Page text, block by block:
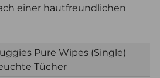
einer hautfreundlichen
Pure Wipes (Single)
Tücher